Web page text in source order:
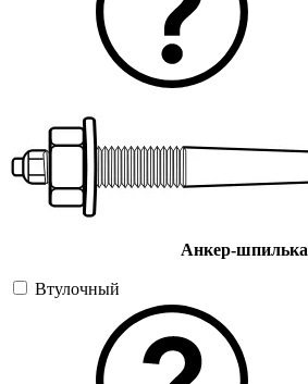
Анкер-шпилька
Втулочный